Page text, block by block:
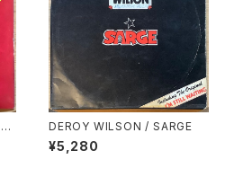
DEROY WILSON / SARGE
¥5,280